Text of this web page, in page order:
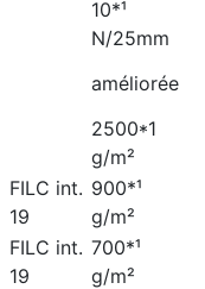
10*¹
N/25mm
améliorée
2500*1
g/m²
FILC int.
19
900*¹
g/m²
FILC int.
19
700*¹
g/m²